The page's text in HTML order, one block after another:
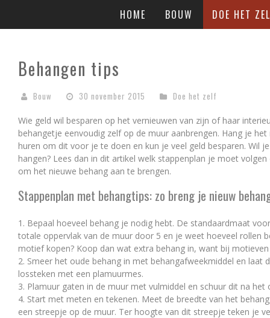
HOME BOUW DOE HET
Behangen tips
Bouw 30 november 2015 Doe het zelf
Wie geld wil besparen op het vernieuwen van zijn of haar
behangetje eenvoudig zelf op de muur aanbrengen. Hang je
huren om dit voor je te doen en kun je veel geld besparen. Wil
hangen? Lees dan in dit artikel welk stappenplan je moet
om het nieuwe behang aan te brengen.
Stappenplan met behangtips: zo breng je nieuw
1. Bepaal hoeveel behang je nodig hebt. De standaardmaat
totale oppervlak van de muur door 5 en je weet hoeveel rollen
motief kopen? Koop dan wat extra behang in, want bij
2. Smeer het oude behang in met behangafweekmiddel en laat
lossteken met een plamuurmes.
3. Plamuur gaten in de muur met vulmiddel en schuur dit na het
4. Start met meten en tekenen. Meet de breedte van het
een streepje op de muur. Ter hoogte van dit streepje teken je